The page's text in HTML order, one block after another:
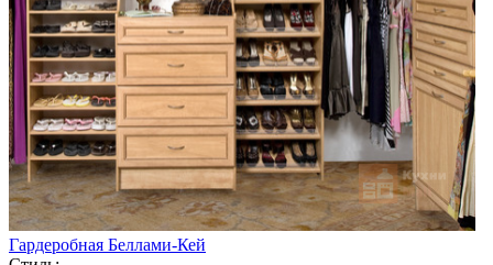
Гардеробная Беллами-Кей